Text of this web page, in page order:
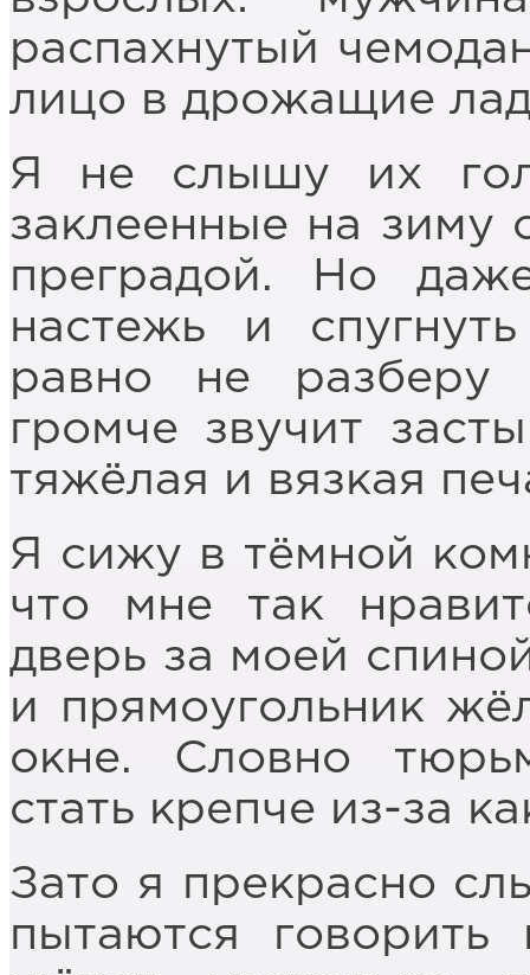
распахнутый
лицо в дрожащие
Я не слышу их
заклеенные на зиму
преградой. Но
настежь и
равно не разберу
громче звучит
тяжёлая и вязкая
Я сижу в тёмной
что мне так
дверь за моей
и прямоугольник
окне. Словно
стать крепче из-за
Зато я прекрасно
пытаются